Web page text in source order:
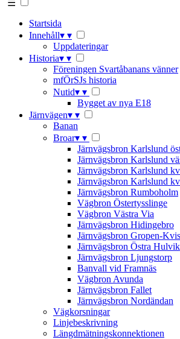
☰
Startsida
Innehåll▾ ▾
Uppdateringar
Historia▾ ▾
Föreningen Svartåbanans vänner
mfÖrSJs historia
Nutid▾ ▾
Bygget av nya E18
Järnvägen▾ ▾
Banan
Broar▾ ▾
Järnvägsbron Karlslund
Järnvägsbron Karlslund
Järnvägsbron Karlslund
Järnvägsbron Karlslund
Järnvägsbron Rumboholm
Vägbron Östertysslinge
Vägbron Västra Via
Järnvägsbron Hidingebro
Järnvägsbron Gropen-
Järnvägsbron Östra Hulvik
Järnvägsbron Ljungstorp
Banvall vid Framnäs
Vägbron Avunda
Järnvägsbron Fallet
Järnvägsbron Nordändan
Vägkorsningar
Linjebeskrivning
Längdmätningskonnektionen